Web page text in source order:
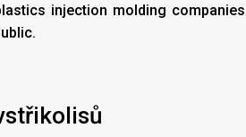
injection molding companies